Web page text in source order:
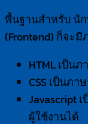
พื้นฐานสำหรับ นั
(Frontend) ก็จะมี
HTML เป็น
CSS เป็นภ
Javascript
ผู้ใช้งานได้